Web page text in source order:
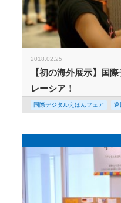
2018.02.25
【初の海外展示】国
レーシア！
国際デジタルえほんフェア 巡